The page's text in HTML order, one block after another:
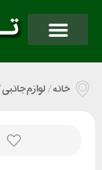
خانه/لوازم جانبی